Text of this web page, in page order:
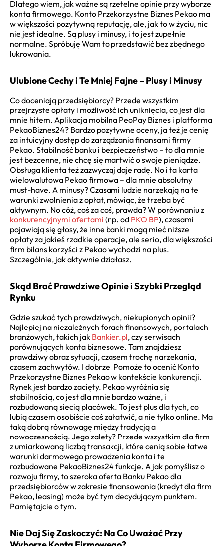
Dlatego wiem, jak ważne są rzetelne opinie przy wyborze
konta firmowego. Konto Przekorzystne Biznes Pekao ma
w większości pozytywną reputację, ale, jak to w życiu, nic
nie jest idealne. Są plusy i minusy, i to jest zupełnie
normalne. Spróbuję Wam to przedstawić bez zbędnego
lukrowania.
Ulubione Cechy i Te Mniej Fajne – Plusy i Minusy
Co doceniają przedsiębiorcy? Przede wszystkim
przejrzyste opłaty i możliwość ich uniknięcia, co jest dla
mnie hitem. Aplikacja mobilna PeoPay Biznes i platforma
PekaoBiznes24? Bardzo pozytywne oceny, ja też je cenię
za intuicyjny dostęp do zarządzania finansami firmy
Pekao. Stabilność banku i bezpieczeństwo – to dla mnie
jest bezcenne, nie chcę się martwić o swoje pieniądze.
Obsługa klienta też zazwyczaj daje radę. No i ta karta
wielowalutowa Pekao firmowa – dla mnie absolutny
must-have. A minusy? Czasami ludzie narzekają na te
warunki zwolnienia z opłat, mówiąc, że trzeba być
aktywnym. No cóż, coś za coś, prawda? W porównaniu z
konkurencyjnymi ofertami (np. od PKO BP), czasami
pojawiają się głosy, że inne banki mogą mieć niższe
opłaty za jakieś rzadkie operacje, ale serio, dla większości
firm bilans korzyści z Pekao wychodzi na plus.
Szczególnie, jak aktywnie działasz.
Skąd Brać Prawdziwe Opinie i Szybki Przegląd
Rynku
Gdzie szukać tych prawdziwych, niekupionych opinii?
Najlepiej na niezależnych forach finansowych, portalach
branżowych, takich jak Bankier.pl, czy serwisach
porównujących konta biznesowe. Tam znajdziesz
prawdziwy obraz sytuacji, czasem trochę narzekania,
czasem zachwytów. I dobrze! Pomoże to ocenić Konto
Przekorzystne Biznes Pekao w kontekście konkurencji.
Rynek jest bardzo zacięty. Pekao wyróżnia się
stabilnością, co jest dla mnie bardzo ważne, i
rozbudowaną siecią placówek. To jest plus dla tych, co
lubią czasem osobiście coś załatwić, a nie tylko online. Ma
taką dobrą równowagę między tradycją a
nowoczesnością. Jego zalety? Przede wszystkim dla firm
z umiarkowaną liczbą transakcji, które cenią sobie łatwe
warunki darmowego prowadzenia konta i te
rozbudowane PekaoBiznes24 funkcje. A jak pomyślisz o
rozwoju firmy, to szeroka oferta Banku Pekao dla
przedsiębiorców w zakresie finansowania (kredyt dla firm
Pekao, leasing) może być tym decydującym punktem.
Pamiętajcie o tym.
Nie Daj Się Zaskoczyć: Na Co Uważać Przy